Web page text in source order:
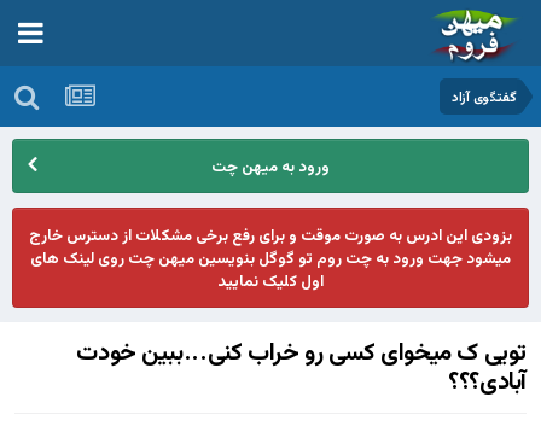
گفتگوی آزاد
ورود به میهن چت
بزودی این ادرس به صورت موقت و برای رفع برخی مشکلات از دسترس خارج
میشود جهت ورود به چت روم تو گوگل بنویسین میهن چت روی لینک های
اول کلیک نمایید
تویی ک میخوای کسی رو خراب کنی...ببین خودت
آبادی؟؟؟